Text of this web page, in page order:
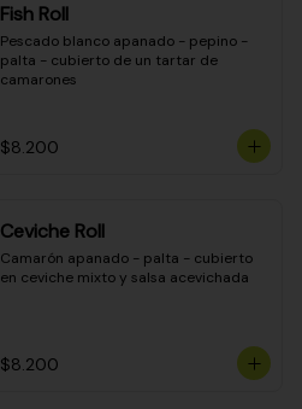
Fish Roll
Pescado blanco apanado - pepino -
palta - cubierto de un tartar de
camarones
$8.200
Ceviche Roll
Camarón apanado - palta - cubierto
en ceviche mixto y salsa acevichada
$8.200